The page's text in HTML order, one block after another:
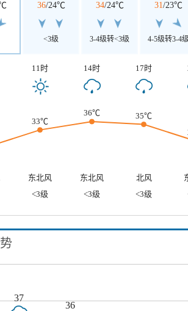
36/24℃
<3级
34/24℃
3-4级转<3级
31/23℃
4-5级转3-4级
11时 14时 17时
33℃
36℃
35℃
东北风 东北风 北风
<3级 <3级 <3级
37
36